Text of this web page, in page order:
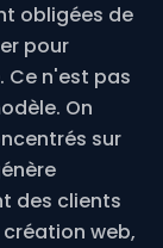
obligées de
pour
Ce n'est pas
On
sur
des clients
création web,